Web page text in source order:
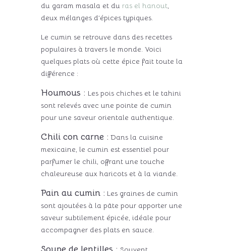
du garam masala et du ras el hanout,
deux mélanges d’épices typiques.
Le cumin se retrouve dans des recettes
populaires à travers le monde. Voici
quelques plats où cette épice fait toute la
différence :
Houmous : Les pois chiches et le tahini
sont relevés avec une pointe de cumin
pour une saveur orientale authentique.
Chili con carne : Dans la cuisine
mexicaine, le cumin est essentiel pour
parfumer le chili, offrant une touche
chaleureuse aux haricots et à la viande.
Pain au cumin : Les graines de cumin
sont ajoutées à la pâte pour apporter une
saveur subtilement épicée, idéale pour
accompagner des plats en sauce.